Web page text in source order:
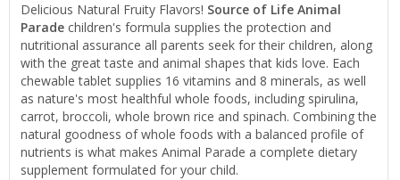
Delicious Natural Fruity Flavors! Source of Life Animal
Parade children's formula supplies the protection and
nutritional assurance all parents seek for their children, along
with the great taste and animal shapes that kids love. Each
chewable tablet supplies 16 vitamins and 8 minerals, as well
as nature's most healthful whole foods, including spirulina,
carrot, broccoli, whole brown rice and spinach. Combining the
natural goodness of whole foods with a balanced profile of
nutrients is what makes Animal Parade a complete dietary
supplement formulated for your child.